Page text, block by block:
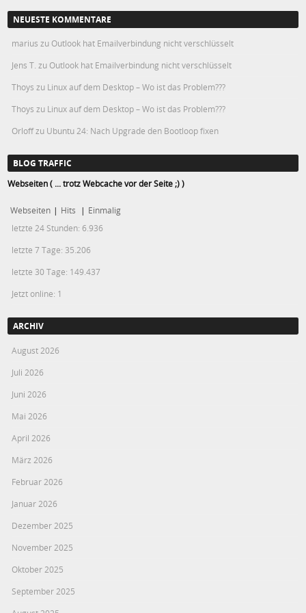
NEUESTE KOMMENTARE
marius zu Outlook hat Emailverbindung nicht verschlüsselt
Jens T. zu Outlook hat Emailverbindung nicht verschlüsselt
Thoys zu Linux auf dem Desktop – Wo ist das Problem???
Thoys zu Linux auf dem Desktop – Wo ist das Problem???
Orloffzu Ubuntu 24: Nach Upgrade den Bootloop fixen
BLOG TRAFFIC
Webseiten ( ... trotz Webcache vor der Seite ;) )
Webseiten | Hits | Einmalig
letzte 24 Stunden:6.936
letzte 7 Tage: 35.206
letzte 30 Tage: 149.437
Jetzt online: 1
ARCHIV
August 2026
Juli 2026
Juni 2026
Mai 2026
April 2026
März 2026
Februar 2026
Januar 2026
Dezember 2025
November 2025
Oktober 2025
September 2025